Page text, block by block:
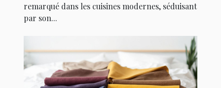
remarqué dans les cuisines modernes, séduisant
par son...